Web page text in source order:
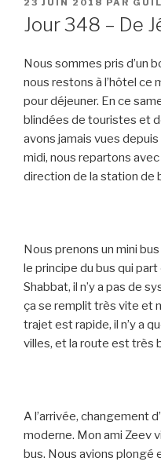
LE
23 JUIN 2018 PAR
Jour 348 – De
Nous sommes pris d’un
nous restons à l’hôtel ce
pour déjeuner. En ce
blindées de touristes et
avons jamais vues
midi, nous repartons
direction de la station de
Nous prenons un mini
le principe du bus qui
Shabbat, il n’y a pas de
ça se remplit très vite et
trajet est rapide, il n’y a
villes, et la route est très
A l’arrivée, changement
moderne. Mon ami Zeev
bus. Nous avions plongé